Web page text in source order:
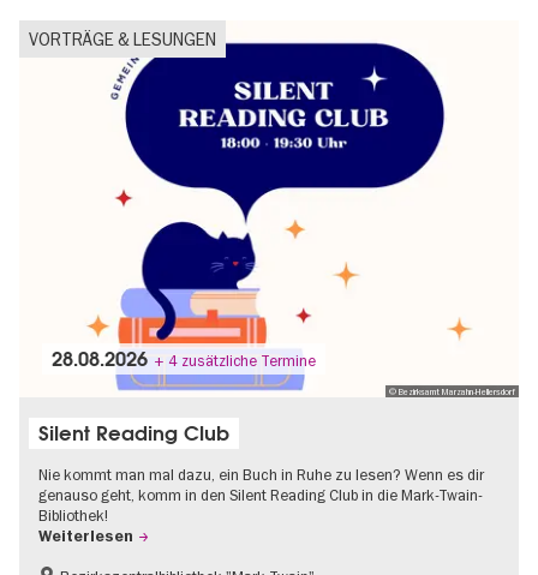
VORTRÄGE & LESUNGEN
© Bezirksamt Marzahn-Hellersdorf
28.08.2026 + 4 zusätzliche Termine
Silent Reading Club
Nie kommt man mal dazu, ein Buch in Ruhe zu lesen? Wenn es dir
genauso geht, komm in den Silent Reading Club in die Mark-Twain-
Bibliothek!
Weiterlesen